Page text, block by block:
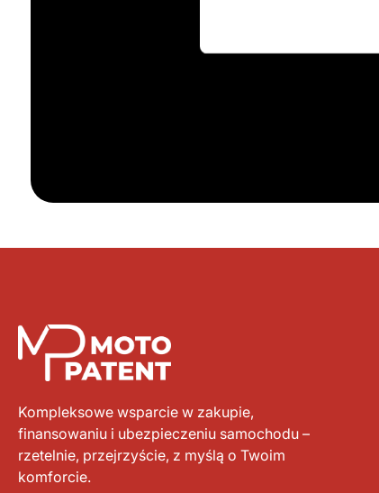
Kompleksowe wsparcie w zakupie,
finansowaniu i ubezpieczeniu samochodu –
rzetelnie, przejrzyście, z myślą o Twoim
komforcie.